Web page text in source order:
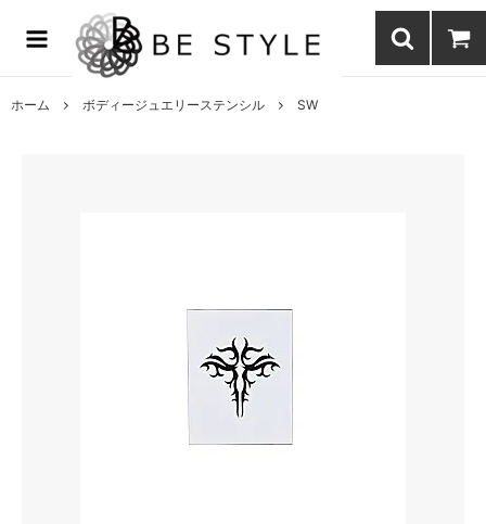
まつげエクステ商材の通販・まつげパーマ・ボディジュエリーなどまつ
げ商材・美容商材の通販｜BE STYLE beauty shop
ホーム ボディージュエリーステンシル SW